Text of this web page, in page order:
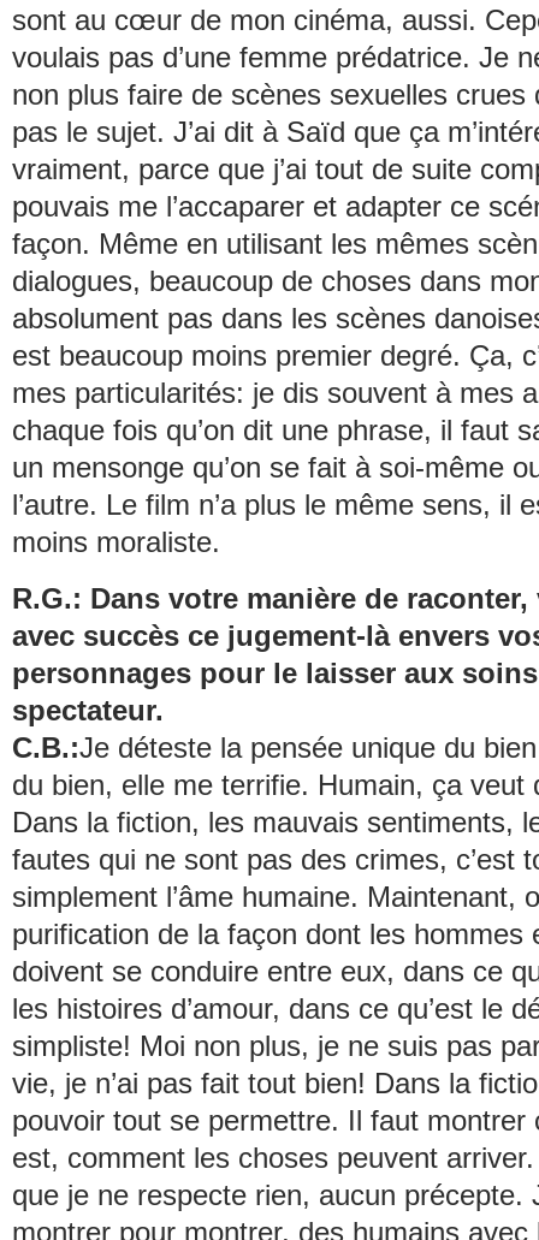
sont au cœur de mon cinéma, aussi.
voulais pas d’une femme prédatrice. Je
non plus faire de scènes sexuelles crues
pas le sujet. J’ai dit à Saïd que ça
vraiment, parce que j’ai tout de suite
pouvais me l’accaparer et adapter ce
façon. Même en utilisant les mêmes
dialogues, beaucoup de choses dans
absolument pas dans les scènes
est beaucoup moins premier degré. Ça,
mes particularités: je dis souvent à mes
chaque fois qu’on dit une phrase, il faut
un mensonge qu’on se fait à soi-même
l’autre. Le film n’a plus le même sens, il
moins moraliste.
R.G.: Dans votre manière de
avec succès ce jugement-là envers
personnages pour le laisser aux
spectateur.
C.B.:Je déteste la pensée unique du
du bien, elle me terrifie. Humain, ça veut
Dans la fiction, les mauvais sentiments,
fautes qui ne sont pas des crimes, c’est
simplement l’âme humaine. Maintenant,
purification de la façon dont les hommes
doivent se conduire entre eux, dans ce
les histoires d’amour, dans ce qu’est le
simpliste! Moi non plus, je ne suis pas
vie, je n’ai pas fait tout bien! Dans la
pouvoir tout se permettre. Il faut montrer
est, comment les choses peuvent arriver.
que je ne respecte rien, aucun précepte.
montrer pour montrer, des humains avec